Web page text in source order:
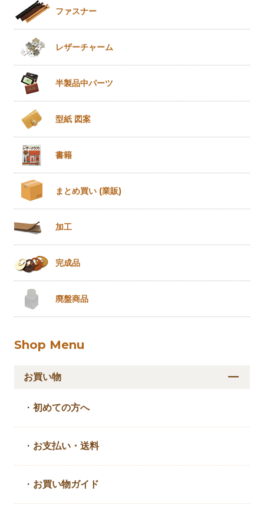
ファスナー
レザーチャーム
半製品中パーツ
型紙 図案
書籍
まとめ買い (業販)
加工
完成品
廃盤商品
Shop Menu
お買い物
・初めての方へ
・ お支払い・送料
・ お買い物ガイド